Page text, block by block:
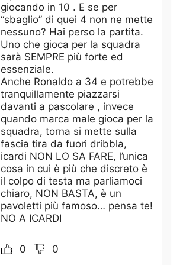
giocando in 10 . E se per
“sbaglio” di quei 4 non ne mette
nessuno? Hai perso la partita.
Uno che gioca per la squadra
sarà SEMPRE più forte ed
essenziale.
Anche Ronaldo a 34 e potrebbe
tranquillamente piazzarsi
davanti a pascolare , invece
quando marca male gioca per la
squadra, torna si mette sulla
fascia tira da fuori dribbla,
icardi NON LO SA FARE, l’unica
cosa in cui è più che discreto è
il colpo di testa ma parliamoci
chiaro, NON BASTA, è un
pavoletti più famoso… pensa te!
NO A ICARDI
0 0